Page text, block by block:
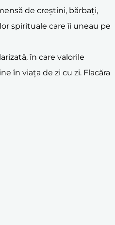
de creștini, bărbați,
spirituale care îi uneau pe
în care valorile
în viața de zi cu zi. Flacăra